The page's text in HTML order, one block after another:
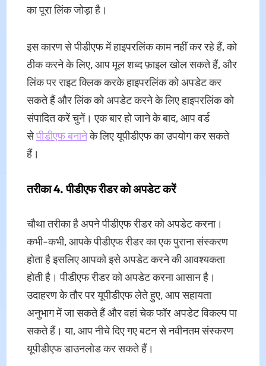
का पूरा लिंक जोड़ा है।
इस कारण से पीडीएफ में हाइपरलिंक काम नहीं कर रहे हैं, को
ठीक करने के लिए, आप मूल शब्द फ़ाइल खोल सकते हैं, और
लिंक पर राइट क्लिक करके हाइपरलिंक को अपडेट कर
सकते हैं और लिंक को अपडेट करने के लिए हाइपरलिंक को
संपादित करें चुनें। एक बार हो जाने के बाद, आप वर्ड
सेपीडीएफ बनानेके लिए यूपीडीएफ का उपयोग कर सकते
हैं।
तरीका 4. पीडीएफ रीडर को अपडेट करें
चौथा तरीका है अपने पीडीएफ रीडर को अपडेट करना।
कभी-कभी, आपके पीडीएफ रीडर का एक पुराना संस्करण
होता है इसलिए आपको इसे अपडेट करने की आवश्यकता
होती है। पीडीएफ रीडर को अपडेट करना आसान है।
उदाहरण के तौर पर यूपीडीएफ लेते हुए, आप सहायता
अनुभाग में जा सकते हैं और वहां चेक फॉर अपडेट विकल्प पा
सकते हैं। या, आप नीचे दिए गए बटन से नवीनतम संस्करण
यूपीडीएफ डाउनलोड कर सकते हैं।